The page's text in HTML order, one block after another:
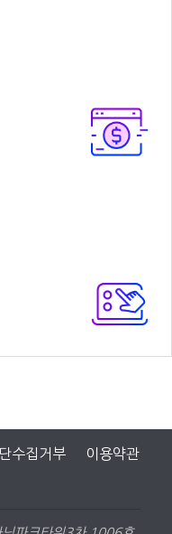
수집거부 이용약관